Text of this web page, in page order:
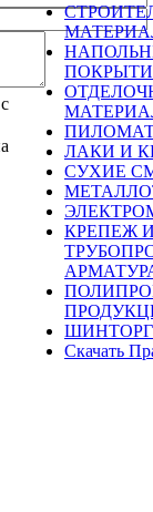
ЛАКИ И
СУХИЕ
КРЕПЕЖ
ШИНТОРГ
Скачать